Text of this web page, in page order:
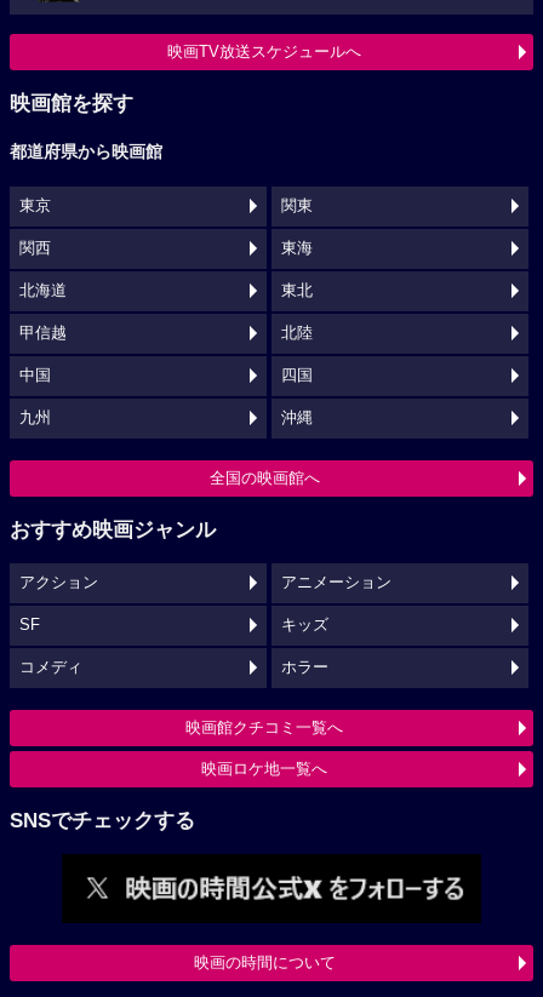
映画TV放送スケジュールへ
映画館を探す
都道府県から映画館
東京 関東
関西 東海
北海道 東北
甲信越 北陸
中国 四国
九州 沖縄
全国の映画館へ
おすすめ映画ジャンル
アクション アニメーション
SF キッズ
コメディ ホラー
映画館クチコミ一覧へ
映画ロケ地一覧へ
SNSでチェックする
映画の時間について